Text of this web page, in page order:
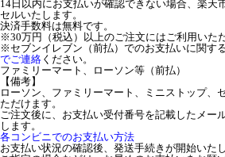
14日以内にお支払いが確認できない場合、楽天
セルいたします。
決済手数料は無料です。
※30万円（税込）以上のご注文にはご利用いた
※セブンイレブン（前払）でのお支払いに関す
でご連絡 ください。
ファミリーマート、ローソン等（前払）
【備考】
ローソン、ファミリーマート、ミニストップ、
ただけます。
ご注文後に、お支払い受付番号を記載したメー
します。
各コンビニでのお支払い方法
お支払い状況の確認後、発送手続きが開始いた